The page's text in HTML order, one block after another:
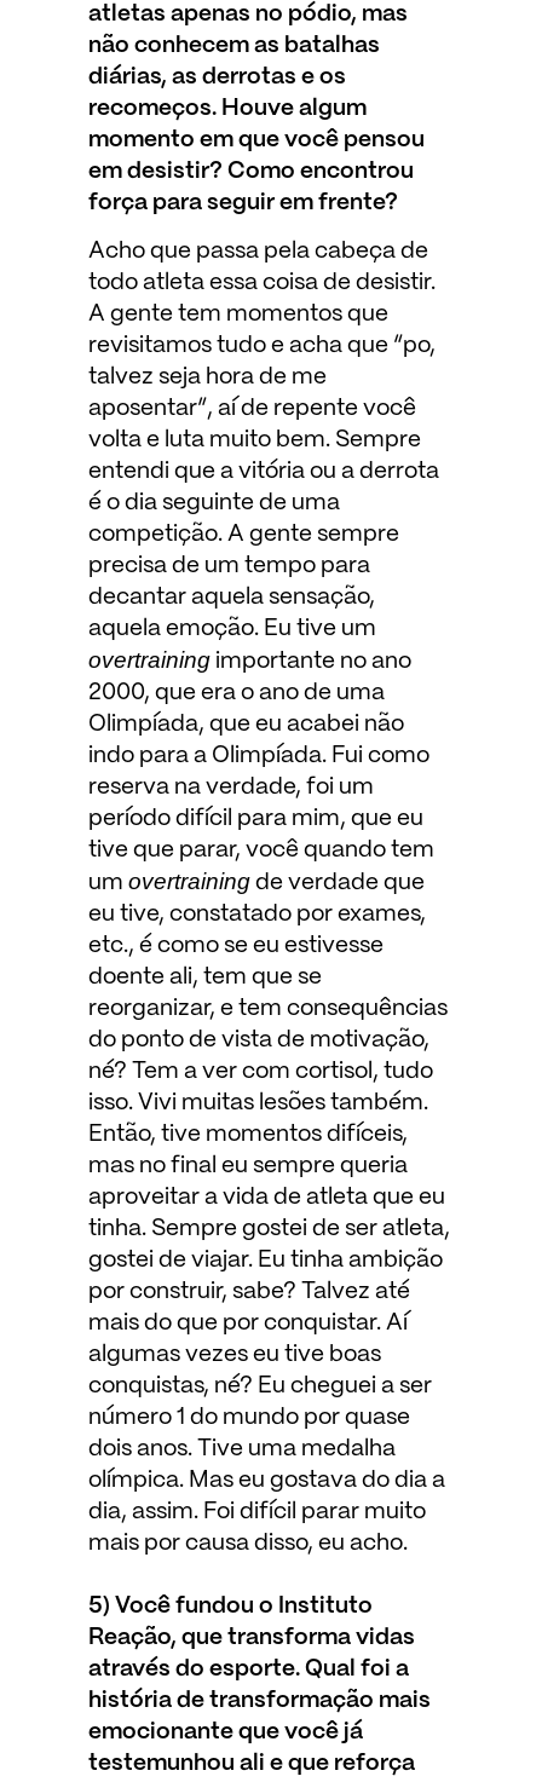
atletas apenas no pódio, mas
não conhecem as batalhas
diárias, as derrotas e os
recomeços. Houve algum
momento em que você pensou
em desistir? Como encontrou
força para seguir em frente?
Acho que passa pela cabeça de
todo atleta essa coisa de desistir.
A gente tem momentos que
revisitamos tudo e acha que “po,
talvez seja hora de me
aposentar”, aí de repente você
volta e luta muito bem. Sempre
entendi que a vitória ou a derrota
é o dia seguinte de uma
competição. A gente sempre
precisa de um tempo para
decantar aquela sensação,
aquela emoção. Eu tive um
overtrainingimportante no ano
2000, que era o ano de uma
Olimpíada, que eu acabei não
indo para a Olimpíada. Fui como
reserva na verdade, foi um
período difícil para mim, que eu
tive que parar, você quando tem
um overtrainingde verdade que
eu tive, constatado por exames,
etc., é como se eu estivesse
doente ali, tem que se
reorganizar, e tem consequências
do ponto de vista de motivação,
né? Tem a ver com cortisol, tudo
isso. Vivi muitas lesões também.
Então, tive momentos difíceis,
mas no final eu sempre queria
aproveitar a vida de atleta que eu
tinha. Sempre gostei de ser atleta,
gostei de viajar. Eu tinha ambição
por construir, sabe? Talvez até
mais do que por conquistar. Aí
algumas vezes eu tive boas
conquistas, né? Eu cheguei a ser
número 1 do mundo por quase
dois anos. Tive uma medalha
olímpica. Mas eu gostava do dia a
dia, assim. Foi difícil parar muito
mais por causa disso, eu acho.
5) Você fundou o Instituto
Reação, que transforma vidas
através do esporte. Qual foi a
história de transformação mais
emocionante que você já
testemunhou ali e que reforça